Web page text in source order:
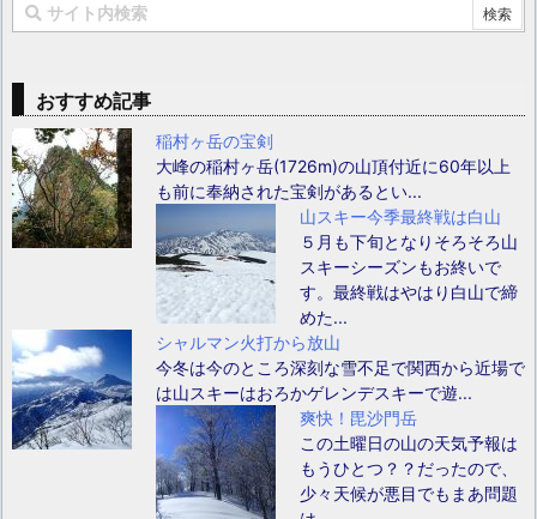
おすすめ記事
稲村ヶ岳の宝剣
大峰の稲村ヶ岳(1726m)の山頂付近に60年以上
も前に奉納された宝剣があるとい...
山スキー今季最終戦は白山
５月も下旬となりそろそろ山
スキーシーズンもお終いで
す。最終戦はやはり白山で締
めた...
シャルマン火打から放山
今冬は今のところ深刻な雪不足で関西から近場で
は山スキーはおろかゲレンデスキーで遊...
爽快！毘沙門岳
この土曜日の山の天気予報は
もうひとつ？？だったので、
少々天候が悪目でもまあ問題